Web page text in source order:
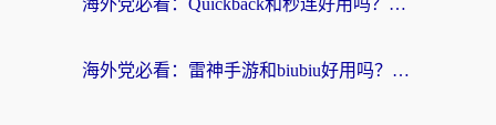
海外党必看：Quickback和秒连好用吗？3步选对回国加速器，无缝刷国内资源
海外党必看：雷神手游和biubiu好用吗？3招选对回国加速器无缝刷国内资源